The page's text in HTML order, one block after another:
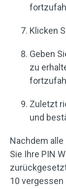
Klicken
Geben
zu
Zuletzt
und
Nachdem
Sie Ihre PIN
10 vergessen